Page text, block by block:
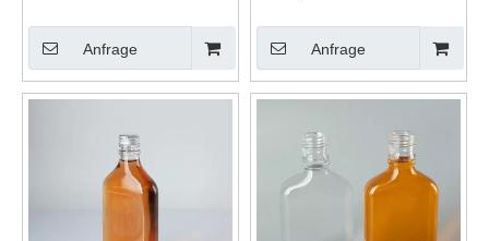
Anfrage Anfrage